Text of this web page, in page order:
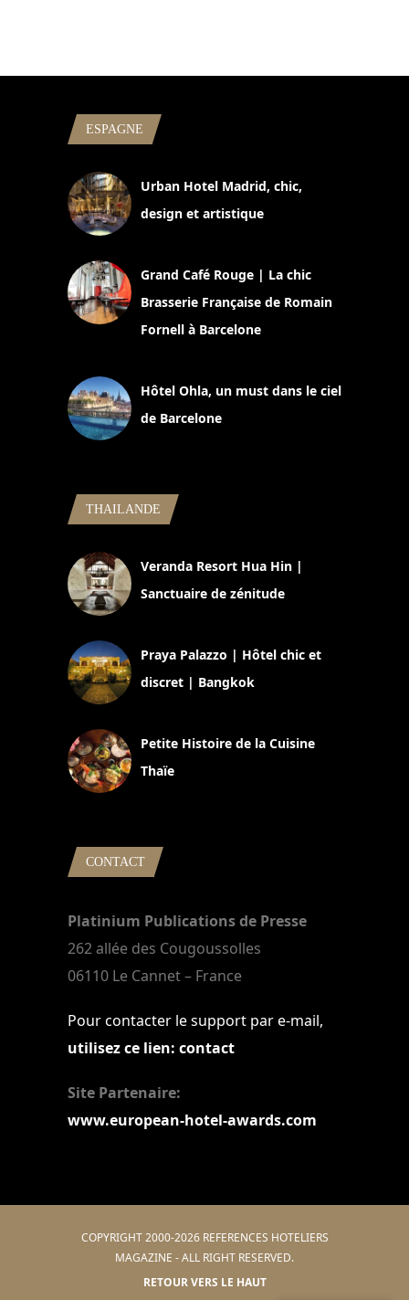
ESPAGNE
Urban Hotel Madrid, chic,
design et artistique
Grand Café Rouge | La chic
Brasserie Française de Romain
Fornell à Barcelone
Hôtel Ohla, un must dans le ciel
de Barcelone
THAILANDE
Veranda Resort Hua Hin |
Sanctuaire de zénitude
Praya Palazzo | Hôtel chic et
discret | Bangkok
Petite Histoire de la Cuisine
Thaïe
CONTACT
Platinium Publications de Presse
262 allée des Cougoussolles
06110 Le Cannet – France
Pour contacter le support par e-mail,
utilisez ce lien: contact
Site Partenaire:
www.european-hotel-awards.com
COPYRIGHT 2000-2026 REFERENCES HOTELIERS
MAGAZINE - ALL RIGHT RESERVED.
RETOUR VERS LE HAUT